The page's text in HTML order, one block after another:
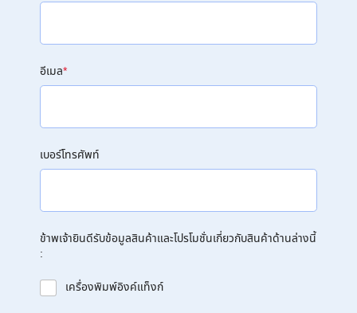
อีเมล*
เบอร์โทรศัพท์
ข้าพเจ้ายินดีรับข้อมูลสินค้าและโปรโมชั่นเกี่ยวกับสินค้าด้านล่างนี้
:
เครื่องพิมพ์อิงค์แท็งก์